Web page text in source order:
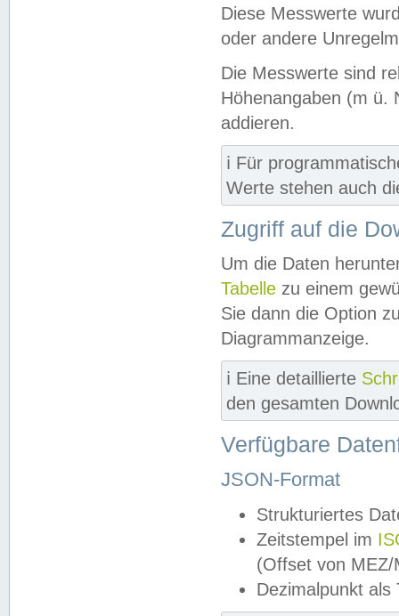
Diese Messwerte
oder andere
Die Messwerte sind
Höhenangaben (m ü.
addieren.
ℹ️ Für
Werte stehen auch
Zugriff auf die
Um die Daten
Tabelle zu einem
Sie dann die Option
Diagrammanzeige.
ℹ️ Eine detaillierte
den gesamten
Verfügbare
JSON-Format
Strukturiertes
Zeitstempel im
(Offset von MEZ/
Dezimalpunkt als